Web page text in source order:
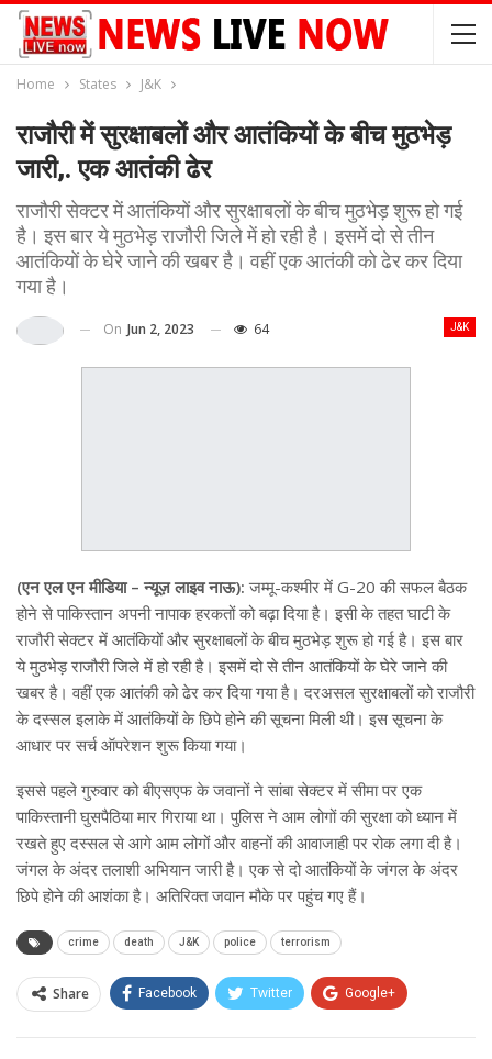
Home States J&K
राजौरी में सुरक्षाबलों और आतंकियों के बीच मुठभेड़
जारी,. एक आतंकी ढेर
राजौरी सेक्टर में आतंकियों और सुरक्षाबलों के बीच मुठभेड़ शुरू हो गई
है। इस बार ये मुठभेड़ राजौरी जिले में हो रही है। इसमें दो से तीन
आतंकियों के घेरे जाने की खबर है। वहीं एक आतंकी को ढेर कर दिया
गया है।
J&K
On Jun 2, 2023 64
(एन एल एन मीडिया – न्यूज़ लाइव नाऊ): जम्मू-कश्मीर में G-20 की सफल बैठक
होने से पाकिस्तान अपनी नापाक हरकतों को बढ़ा दिया है। इसी के तहत घाटी के
राजौरी सेक्टर में आतंकियों और सुरक्षाबलों के बीच मुठभेड़ शुरू हो गई है। इस बार
ये मुठभेड़ राजौरी जिले में हो रही है। इसमें दो से तीन आतंकियों के घेरे जाने की
खबर है। वहीं एक आतंकी को ढेर कर दिया गया है। दरअसल सुरक्षाबलों को राजौरी
के दस्सल इलाके में आतंकियों के छिपे होने की सूचना मिली थी। इस सूचना के
आधार पर सर्च ऑपरेशन शुरू किया गया।
इससे पहले गुरुवार को बीएसएफ के जवानों ने सांबा सेक्टर में सीमा पर एक
पाकिस्तानी घुसपैठिया मार गिराया था। पुलिस ने आम लोगों की सुरक्षा को ध्यान में
रखते हुए दस्सल से आगे आम लोगों और वाहनों की आवाजाही पर रोक लगा दी है।
जंगल के अंदर तलाशी अभियान जारी है। एक से दो आतंकियों के जंगल के अंदर
छिपे होने की आशंका है। अतिरिक्त जवान मौके पर पहुंच गए हैं।
crime death J&K police terrorism
Share Facebook Twitter Google+